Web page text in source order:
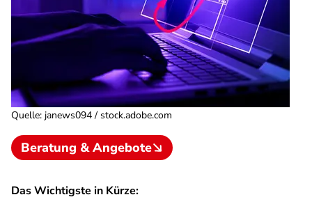
Quelle: janews094 / stock.adobe.com
Beratung & Angebote
Das Wichtigste in Kürze: